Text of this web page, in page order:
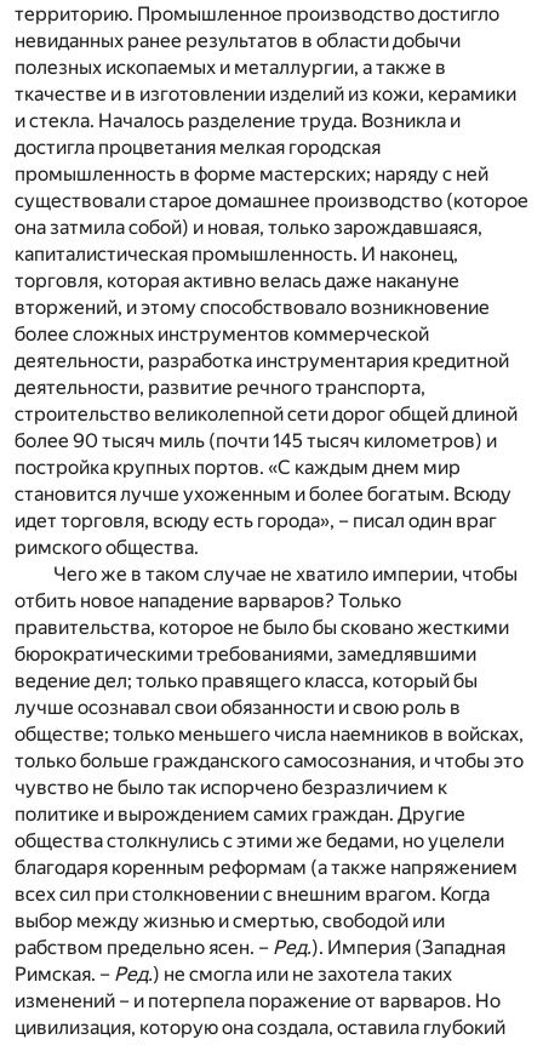
территорию. Промышленное производство достигло
невиданных ранее результатов в области добычи
полезных ископаемых и металлургии, а также в
ткачестве и в изготовлении изделий из кожи, керамики
и стекла. Началось разделение труда. Возникла и
достигла процветания мелкая городская
промышленность в форме мастерских; наряду с ней
существовали старое домашнее производство (которое
она затмила собой) и новая, только зарождавшаяся,
капиталистическая промышленность. И наконец,
торговля, которая активно велась даже накануне
вторжений, и этому способствовало возникновение
более сложных инструментов коммерческой
деятельности, разработка инструментария кредитной
деятельности, развитие речного транспорта,
строительство великолепной сети дорог общей длиной
более 90 тысяч миль (почти 145 тысяч километров) и
постройка крупных портов. «С каждым днем мир
становится лучше ухоженным и более богатым. Всюду
идет торговля, всюду есть города», – писал один враг
римского общества.
Чего же в таком случае не хватило империи, чтобы
отбить новое нападение варваров? Только
правительства, которое не было бы сковано жесткими
бюрократическими требованиями, замедлявшими
ведение дел; только правящего класса, который бы
лучше осознавал свои обязанности и свою роль в
обществе; только меньшего числа наемников в войсках,
только больше гражданского самосознания, и чтобы это
чувство не было так испорчено безразличием к
политике и вырождением самих граждан. Другие
общества столкнулись с этими же бедами, но уцелели
благодаря коренным реформам (а также напряжением
всех сил при столкновении с внешним врагом. Когда
выбор между жизнью и смертью, свободой или
рабством предельно ясен. – Ред.). Империя (Западная
Римская. – Ред.) не смогла или не захотела таких
изменений – и потерпела поражение от варваров. Но
цивилизация, которую она создала, оставила глубокий